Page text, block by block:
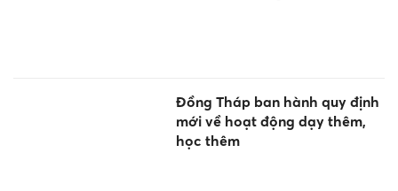
Đồng Tháp ban hành quy định
mới về hoạt động dạy thêm,
học thêm